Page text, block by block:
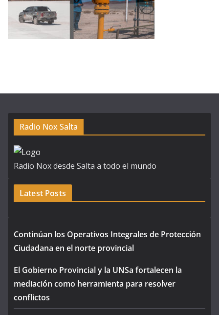
Radio Nox Salta
Radio Nox desde Salta a todo el mundo
Latest Posts
Continúan los Operativos Integrales de Protección
Ciudadana en el norte provincial
El Gobierno Provincial y la UNSa fortalecen la
mediación como herramienta para resolver
conflictos